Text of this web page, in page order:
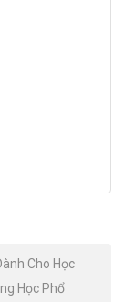
Cho Học
Học Phổ